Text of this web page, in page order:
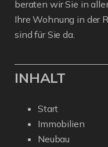
beraten wir Sie in
Ihre Wohnung in der
sind für Sie da.
INHALT
Start
Immobilien
Neubau